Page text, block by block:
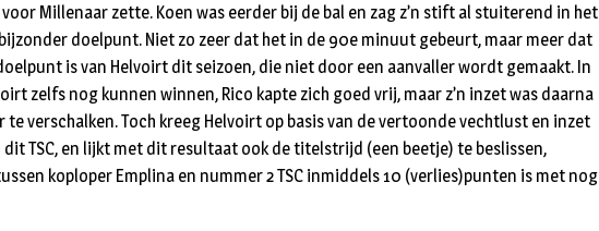
Millenaar zette. Koen was eerder bij de bal en zag z’n stift al stuiterend in het
doelpunt. Niet zo zeer dat het in de 90e minuut gebeurt, maar meer dat
is van Helvoirt dit seizoen, die niet door een aanvaller wordt gemaakt. In
zelfs nog kunnen winnen, Rico kapte zich goed vrij, maar z’n inzet was daarna
te verschalken. Toch kreeg Helvoirt op basis van de vertoonde vechtlust en inzet
TSC, en lijkt met dit resultaat ook de titelstrijd (een beetje) te beslissen,
koploper Emplina en nummer 2 TSC inmiddels 10 (verlies)punten is met nog